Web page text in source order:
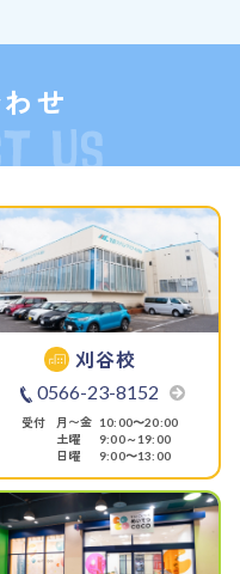
せ
刈谷校
0566-23-8152
受付 月〜金 10:00〜20:00
土曜 9:00～19:00
日曜 9:00〜13:00